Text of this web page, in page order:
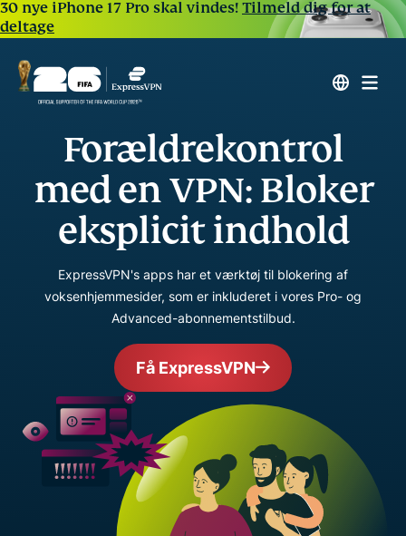
30 nye iPhone 17 Pro skal vindes!Tilmeld dig for at
deltage
Forældrekontrol
med en VPN: Bloker
eksplicit indhold
ExpressVPN's apps har et værktøj til blokering af
voksenhjemmesider, som er inkluderet i vores Pro- og
Advanced-abonnementstilbud.
Få ExpressVPN